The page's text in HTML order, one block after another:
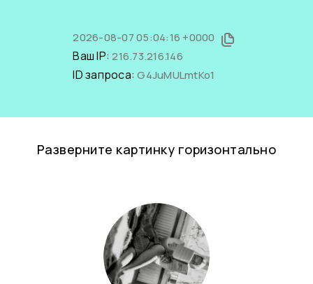
2026-08-07 05:04:16 +0000
Ваш IP:216.73.216.146
ID запроса:G4JuMULmtKo1
Разверните картинку горизонтально